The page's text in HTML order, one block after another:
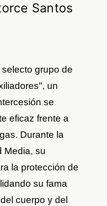
Santos
grupo de
un
se
eficaz frente a
Durante la
Media, su
la protección de
su fama
cuerpo y del